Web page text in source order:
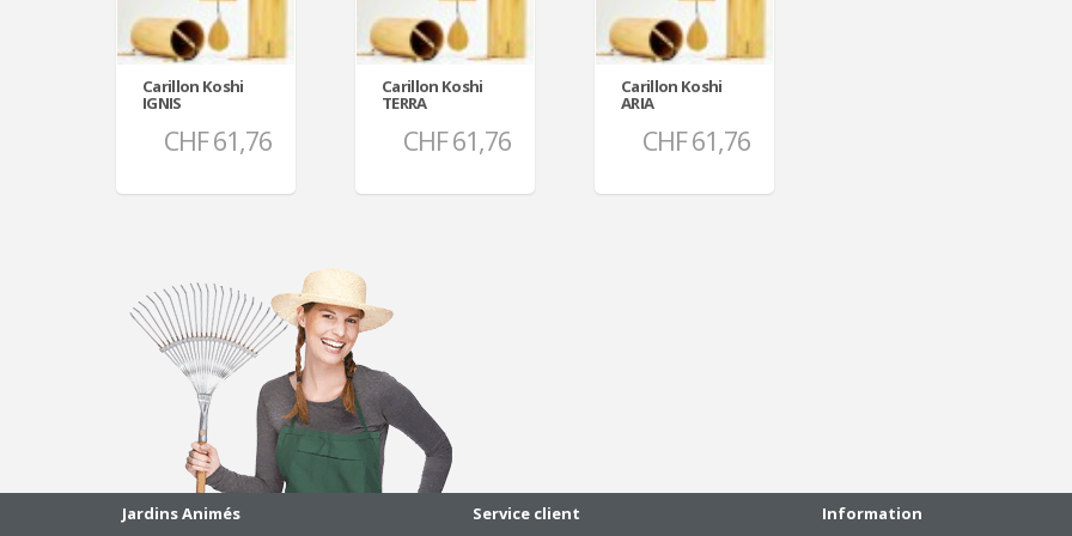
Carillon Koshi
IGNIS
CHF 61,76
Carillon Koshi
TERRA
CHF 61,76
Carillon Koshi
ARIA
CHF 61,76
Jardins Animés Service client Information